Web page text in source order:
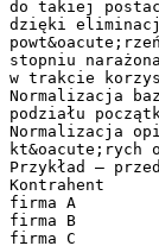
do takiej
dzięki
stopniu
w trakcie
Normalizacja
podziału
Normalizacja
kt&oacute;rych
Przykład –
Kontrahent
firma A
firma B
firma C